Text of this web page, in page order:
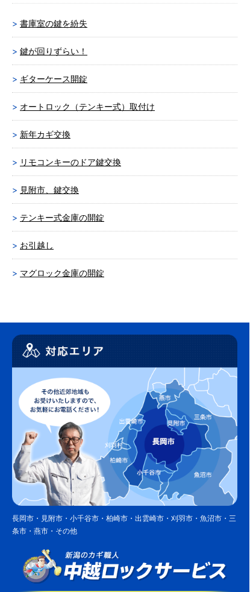
書庫室の鍵を紛失
鍵が回りずらい！
ギターケース開錠
オートロック（テンキー式）取付け
新年カギ交換
リモコンキーのドア鍵交換
見附市、鍵交換
テンキー式金庫の開錠
お引越し
マグロック金庫の開錠
長岡市・見附市・小千谷市・柏崎市・出雲崎市・刈羽市・魚沼市・三
条市・燕市・その他